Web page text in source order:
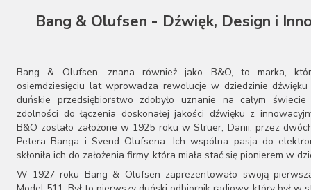
Audiolab
Audiosymptom
Audiovector
AUNE
Aura
Auralic
Aurender
Avantgarde Acoustic
AVM
Bang & Olufsen - Dźwięk, Design i
Bang & Olufsen, znana również jako B&O, to marka,
osiemdziesięciu lat wprowadza rewolucje w dziedzinie
duńskie przedsiębiorstwo zdobyło uznanie na całym
zdolności do łączenia doskonałej jakości dźwięku z
B&O zostało założone w 1925 roku w Struer, Danii, przez
Petera Banga i Svend Olufsena. Ich wspólna pasja do
skłoniła ich do założenia firmy, która miała stać się pionierem w
W 1927 roku Bang & Olufsen zaprezentowało swoją